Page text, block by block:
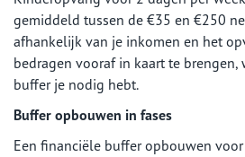
gemiddeld tussen de €35 en €250
afhankelijk van je inkomen en het
bedragen vooraf in kaart te
buffer je nodig hebt.
Buffer opbouwen in fases
Een financiële buffer opbouwen